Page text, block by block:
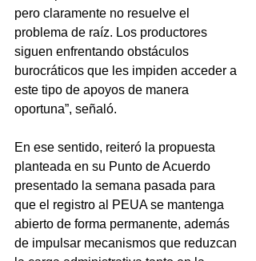
pero claramente no resuelve el
problema de raíz. Los productores
siguen enfrentando obstáculos
burocráticos que les impiden acceder a
este tipo de apoyos de manera
oportuna”, señaló.
En ese sentido, reiteró la propuesta
planteada en su Punto de Acuerdo
presentado la semana pasada para
que el registro al PEUA se mantenga
abierto de forma permanente, además
de impulsar mecanismos que reduzcan